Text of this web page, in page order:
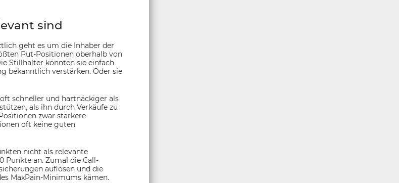
sind
geht es um die Inhaber der
Put-Positionen oberhalb von
Stillhalter könnten sie einfach
bekanntlich verstärken. Oder sie
schneller und hartnäckiger als
als ihn durch Verkäufe zu
zwar stärkere
oft keine guten
nicht als relevante
Punkte an. Zumal die Call-
auflösen und die
MaxPain-Minimums kämen.